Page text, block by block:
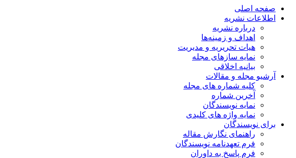
صفحه اصلی
اطلاعات نشریه
درباره نشریه
اهداف و زمینه‌ها
هیات تحریریه و مدیریت
نمایه سازهای مجله
بیانیه اخلاقی
آرشیو مجله و مقالات
کلیه شماره های مجله
آخرین شماره
نمایه نویسندگان
نمایه واژه های کلیدی
برای نویسندگان
راهنمای نگارش مقاله
فرم تعهدنامه نویسندگان
فرم پاسخ به داوران